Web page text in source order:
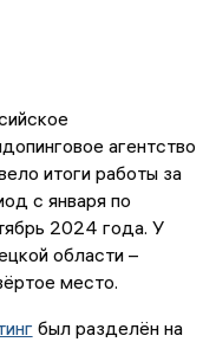
агентство
итоги работы за
с января по
2024 года. У
области –
место.
был разделён на